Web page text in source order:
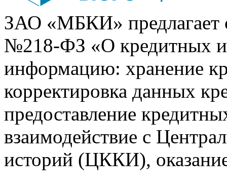
ЗАО «МБКИ» предлагает
№218-ФЗ «О кредитных
информацию: хранение
корректировка данных
предоставление
взаимодействие с
историй (ЦККИ),